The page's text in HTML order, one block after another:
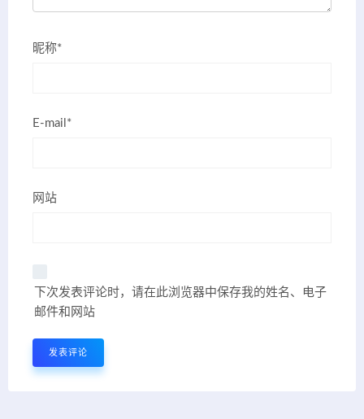
昵称*
E-mail*
网站
下次发表评论时，请在此浏览器中保存我的姓名、电子
邮件和网站